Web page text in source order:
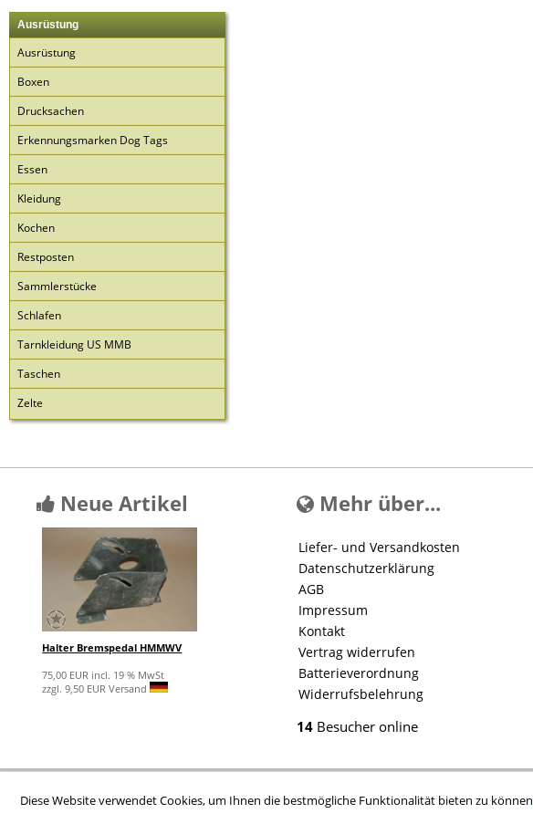
Ausrüstung
Ausrüstung
Boxen
Drucksachen
Erkennungsmarken Dog Tags
Essen
Kleidung
Kochen
Restposten
Sammlerstücke
Schlafen
Tarnkleidung US MMB
Taschen
Zelte
Neue Artikel
Halter Bremspedal HMMWV
75,00 EUR incl. 19 % MwSt
zzgl. 9,50 EUR Versand
Mehr über...
Liefer- und Versandkosten
Datenschutzerklärung
AGB
Impressum
Kontakt
Vertrag widerrufen
Batterieverordnung
Widerrufsbelehrung
14 Besucher online
Diese Website verwendet Cookies, um Ihnen die bestmögliche Funktionalität bieten zu